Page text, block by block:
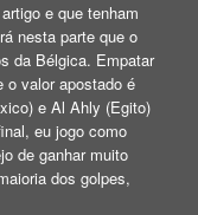
e que tenham
nesta parte que o
da Bélgica. Empatar
o valor apostado é
e Al Ahly (Egito)
eu jogo como
de ganhar muito
dos golpes,